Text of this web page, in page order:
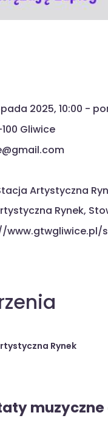
2025, 10:00 -
Gliwice
Artystyczna
Rynek,
www.gtwgliwice.pl/
Rynek